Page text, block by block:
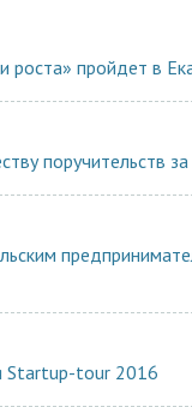
пройдет в
поручительств
Startup-tour 2016